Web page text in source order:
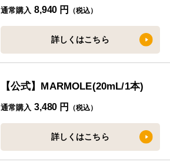
通常購入 8,940 円 （税込）
詳しくはこちら
【公式】MARMOLE(20mL/1本)
通常購入 3,480 円 （税込）
詳しくはこちら